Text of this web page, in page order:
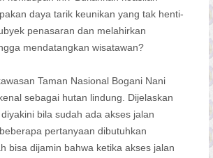
daya tarik keunikan yang tak henti-
penasaran dan melahirkan
mendatangkan wisatawan?
Taman Nasional Bogani Nani
sebagai hutan lindung. Dijelaskan
bila sudah ada akses jalan
pertanyaan dibutuhkan
bisa dijamin bahwa ketika akses jalan